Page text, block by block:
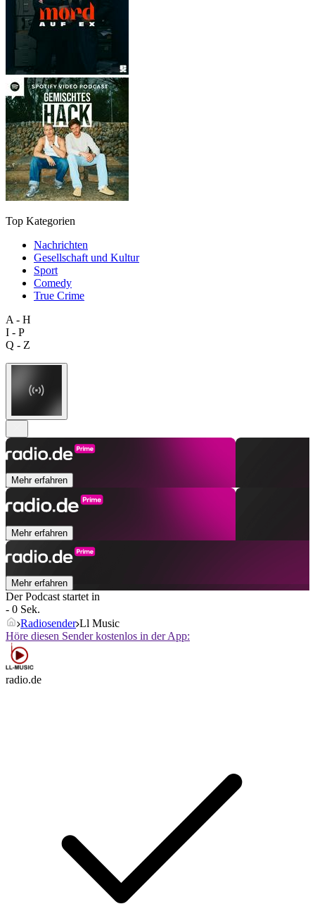
Top Kategorien
Nachrichten
Gesellschaft und Kultur
Sport
Comedy
True Crime
A - H
I - P
Q - Z
Mehr erfahren
Mehr erfahren
Mehr erfahren
Der Podcast startet in
- 0 Sek.
Radiosender Ll Music
Höre diesen Sender kostenlos in der App:
radio.de